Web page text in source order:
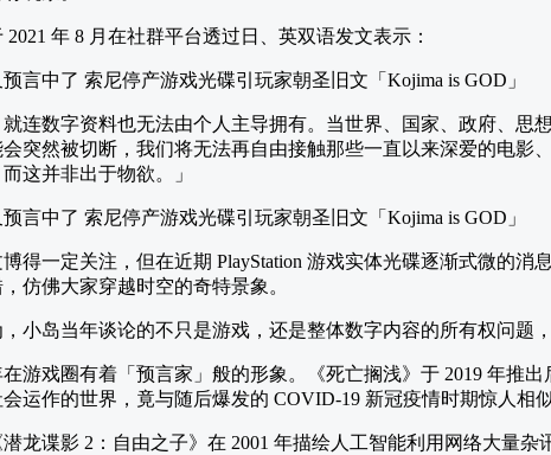
年 8 月在社群平台透过日、英双语发文表示：
就连数字资料也无法由个人主导拥有。当世界、国家、政府、思
突然被切断，我们将无法再自由接触那些一直以来深爱的电影
这并非出于物欲。」
得一定关注，但在近期 PlayStation 游戏实体光碟逐渐式微的
仿佛大家穿越时空的奇特景象。
小岛当年谈论的不只是游戏，还是整体数字内容的所有权问题
游戏圈有着「预言家」般的形象。《死亡搁浅》于 2019 年推
运作的世界，竟与随后爆发的 COVID-19 新冠疫情时期惊人相似
龙谍影 2：自由之子》在 2001 年描绘人工智能利用网络大量